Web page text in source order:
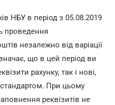
НБУ в період з 05.08.2019
проведення
незалежно від варіації
що в цей період ви
рахунку, так і нові,
стандартом. При цьому
реквізитів не